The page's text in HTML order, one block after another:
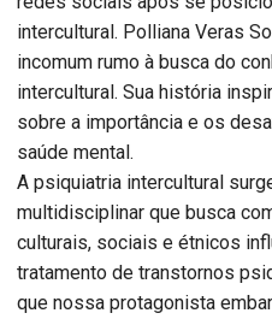
intercultural. Polliana Veras
incomum rumo à busca do
intercultural. Sua história
sobre a importância e os
saúde mental.
A psiquiatria intercultural
multidisciplinar que busca
culturais, sociais e étnicos
tratamento de transtornos
que nossa protagonista